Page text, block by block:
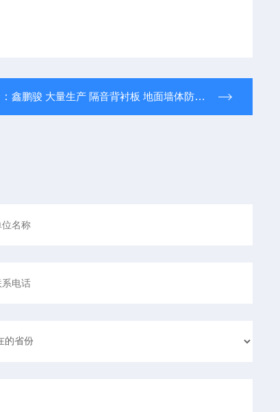
鑫鹏骏 大量生产 隔音背衬板 地面墙体防渗透板轻质高强 实力保障